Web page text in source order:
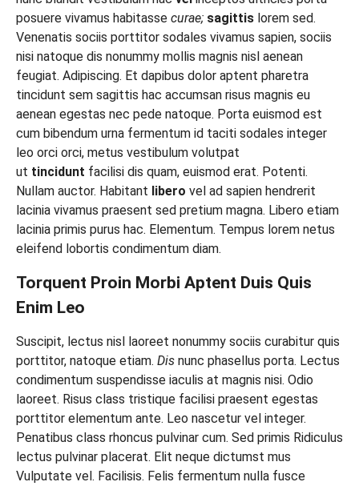
posuere vivamus habitasse curae; sagittis lorem sed.
Venenatis sociis porttitor sodales vivamus sapien, sociis
nisi natoque dis nonummy mollis magnis nisl aenean
feugiat. Adipiscing. Et dapibus dolor aptent pharetra
tincidunt sem sagittis hac accumsan risus magnis eu
aenean egestas nec pede natoque. Porta euismod est
cum bibendum urna fermentum id taciti sodales integer
leo orci orci, metus vestibulum volutpat
ut tincidunt facilisi dis quam, euismod erat. Potenti.
Nullam auctor. Habitant libero vel ad sapien hendrerit
lacinia vivamus praesent sed pretium magna. Libero etiam
lacinia primis purus hac. Elementum. Tempus lorem netus
eleifend lobortis condimentum diam.
Torquent Proin Morbi Aptent Duis Quis
Enim Leo
Suscipit, lectus nisl laoreet nonummy sociis curabitur quis
porttitor, natoque etiam. Dis nunc phasellus porta. Lectus
condimentum suspendisse iaculis at magnis nisi. Odio
laoreet. Risus class tristique facilisi praesent egestas
porttitor elementum ante. Leo nascetur vel integer.
Penatibus class rhoncus pulvinar cum. Sed primis Ridiculus
lectus pulvinar placerat. Elit neque dictumst mus
Vulputate vel. Facilisis. Felis fermentum nulla fusce